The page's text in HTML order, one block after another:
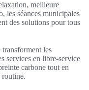
meilleure
les séances municipales
des solutions pour tous
les
services en libre-service
carbone tout en
routine.